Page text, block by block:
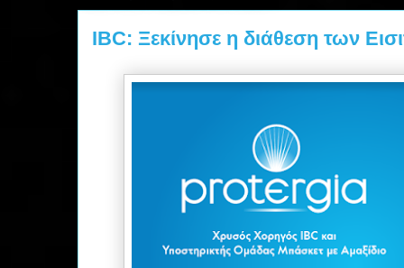
IBC: Ξεκίνησε η διάθεση των